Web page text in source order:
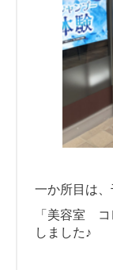
一か所目は
「美容室
しました♪